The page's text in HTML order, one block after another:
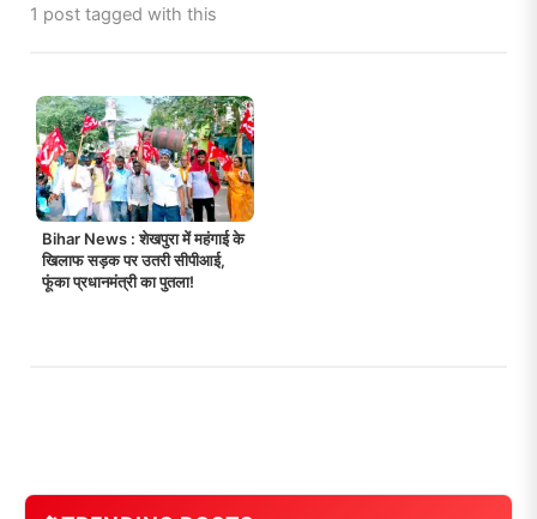
1 post tagged with this
Bihar News : शेखपुरा में महंगाई के
खिलाफ सड़क पर उतरी सीपीआई,
फूंका प्रधानमंत्री का पुतला!